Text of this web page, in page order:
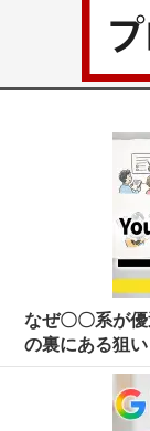
なぜ〇〇系が
の裏にある狙